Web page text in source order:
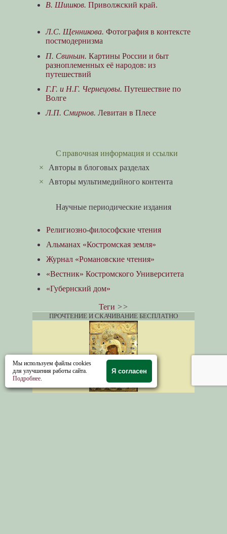
В. Шишков. Приволжский край.
Л.С. Щенникова. Фотография в контексте
постмодернизма
П. Свиньин. Картины России и быт
разноплеменных её народов: из
путешествий
Г.Г. и Н.Г. Чернецовы. Путешествие по
Волге
Л.П. Смирнов. Левитан в Плесе
Справочная информация и ссылки
Авторы в блоговых разделах
Авторы мультимедийного контента
Научные периодические издания
Религиозно-философские чтения
Альманах «Костромская земля»
Журнал «Романовские чтения»
«Вестник» Костромского Университета
«Губернский дом»
Теги >>
ПРОЧТЕНИЕ И СКАЧИВАНИЕ БЕСПЛАТНО
Мы используем файлы cookies
для улучшения работы сайта.
Подробнее.
Я согласен